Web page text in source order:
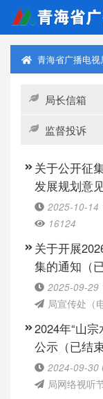
青海省广播电视
局长信箱
监督投诉
关于公开征
发展规划意
2025-10-14
16124
关于开展
集的通知（
2025-09-29
局宣传处（
2024年“山
公示（已结束
2024-09-30
局网络视听